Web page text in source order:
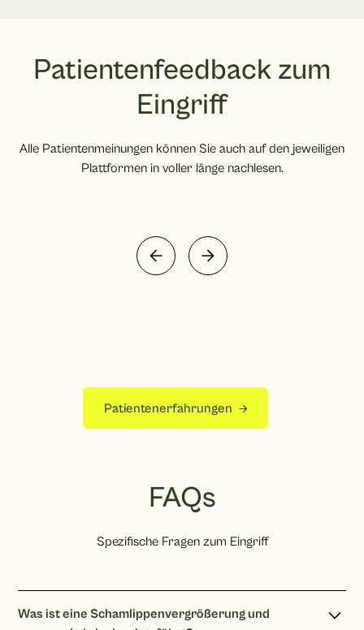
Patientenfeedback zum
Eingriff
Alle Patientenmeinungen können Sie auch auf den jeweiligen
Plattformen in voller länge nachlesen.
Patientenerfahrungen
FAQs
Spezifische Fragen zum Eingriff
Was ist eine Schamlippenvergrößerung und